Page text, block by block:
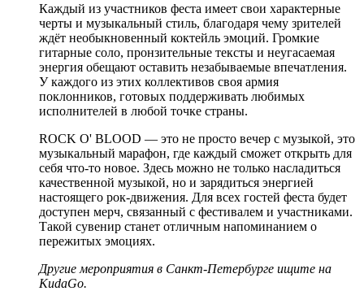
Каждый из участников феста имеет свои характерные
черты и музыкальный стиль, благодаря чему зрителей
ждёт необыкновенный коктейль эмоций. Громкие
гитарные соло, пронзительные тексты и неугасаемая
энергия обещают оставить незабываемые впечатления.
У каждого из этих коллективов своя армия
поклонников, готовых поддерживать любимых
исполнителей в любой точке страны.
ROCK O' BLOOD — это не просто вечер с музыкой, это
музыкальный марафон, где каждый сможет открыть для
себя что-то новое. Здесь можно не только насладиться
качественной музыкой, но и зарядиться энергией
настоящего рок-движения. Для всех гостей феста будет
доступен мерч, связанный с фестивалем и участниками.
Такой сувенир станет отличным напоминанием о
пережитых эмоциях.
Другие мероприятия в Санкт-Петербурге ищите на
KudaGo.